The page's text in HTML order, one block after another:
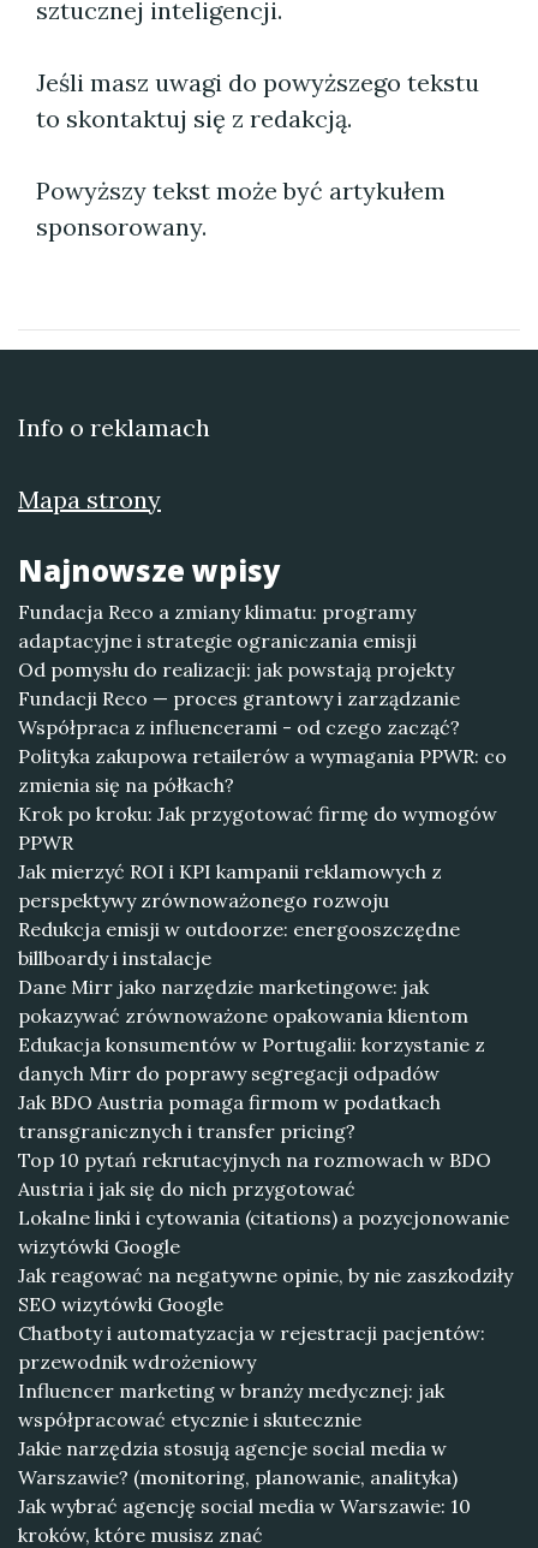
sztucznej inteligencji.
Jeśli masz uwagi do powyższego tekstu
to skontaktuj się z redakcją.
Powyższy tekst może być artykułem
sponsorowany.
Info o reklamach
Mapa strony
Najnowsze wpisy
Fundacja Reco a zmiany klimatu: programy
adaptacyjne i strategie ograniczania emisji
Od pomysłu do realizacji: jak powstają projekty
Fundacji Reco — proces grantowy i zarządzanie
Współpraca z influencerami - od czego zacząć?
Polityka zakupowa retailerów a wymagania PPWR: co
zmienia się na półkach?
Krok po kroku: Jak przygotować firmę do wymogów
PPWR
Jak mierzyć ROI i KPI kampanii reklamowych z
perspektywy zrównoważonego rozwoju
Redukcja emisji w outdoorze: energooszczędne
billboardy i instalacje
Dane Mirr jako narzędzie marketingowe: jak
pokazywać zrównoważone opakowania klientom
Edukacja konsumentów w Portugalii: korzystanie z
danych Mirr do poprawy segregacji odpadów
Jak BDO Austria pomaga firmom w podatkach
transgranicznych i transfer pricing?
Top 10 pytań rekrutacyjnych na rozmowach w BDO
Austria i jak się do nich przygotować
Lokalne linki i cytowania (citations) a pozycjonowanie
wizytówki Google
Jak reagować na negatywne opinie, by nie zaszkodziły
SEO wizytówki Google
Chatboty i automatyzacja w rejestracji pacjentów:
przewodnik wdrożeniowy
Influencer marketing w branży medycznej: jak
współpracować etycznie i skutecznie
Jakie narzędzia stosują agencje social media w
Warszawie? (monitoring, planowanie, analityka)
Jak wybrać agencję social media w Warszawie: 10
kroków, które musisz znać